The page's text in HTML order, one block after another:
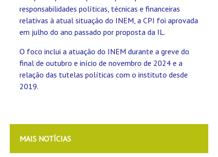
responsabilidades políticas, técnicas e financeiras
relativas à atual situação do INEM, a CPI foi aprovada
em julho do ano passado por proposta da IL.
O foco inclui a atuação do INEM durante a greve do
final de outubro e início de novembro de 2024 e a
relação das tutelas políticas com o instituto desde
2019.
MAIS NOTÍCIAS